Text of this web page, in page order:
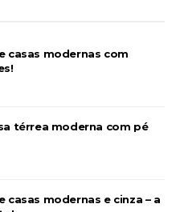
casas modernas com
térrea moderna com pé
casas modernas e cinza – a